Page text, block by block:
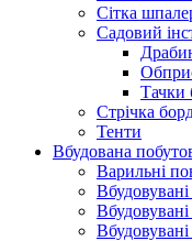
Сітка
Садовий
Тачки
Стрічка
Тенти
Вбудована
Варильні
Вбудовувані